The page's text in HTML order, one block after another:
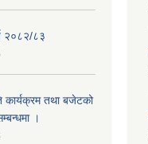
२०८२/८३
कार्यक्रम तथा बजेटको
।